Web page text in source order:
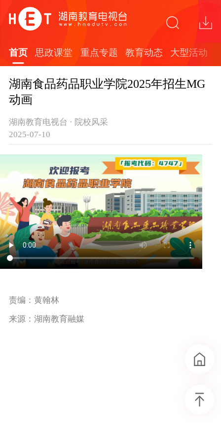
首页 思政课堂 重点专题 教育动态 大型活动
湖南食品药品职业学院2025年招生MG
动画
湖南教育电视台 · 院校风采
2025-07-10
责编：黄翰林
来源：湖南教育融媒